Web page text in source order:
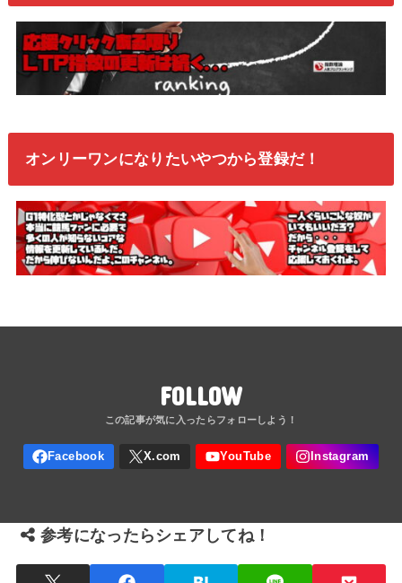
オンリーワンになりたいやつから登録だ！
FOLLOW
参考になったらシェアしてね！